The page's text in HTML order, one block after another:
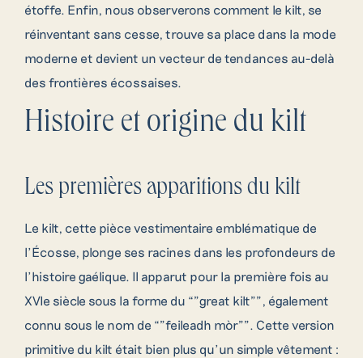
étoffe. Enfin, nous observerons comment le kilt, se
réinventant sans cesse, trouve sa place dans la mode
moderne et devient un vecteur de tendances au-delà
des frontières écossaises.
Histoire et origine du kilt
Les premières apparitions du kilt
Le kilt, cette pièce vestimentaire emblématique de
l’Écosse, plonge ses racines dans les profondeurs de
l’histoire gaélique. Il apparut pour la première fois au
XVIe siècle sous la forme du “”great kilt””, également
connu sous le nom de “”feileadh mòr””. Cette version
primitive du kilt était bien plus qu’un simple vêtement :